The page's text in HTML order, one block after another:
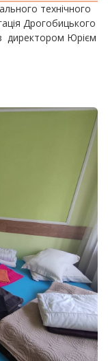
технічного
Дрогобицького
директором Юрієм